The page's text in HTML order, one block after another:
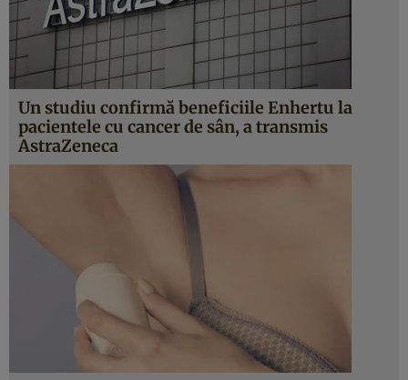
Un studiu confirmă beneficiile Enhertu la
pacientele cu cancer de sân, a transmis
AstraZeneca